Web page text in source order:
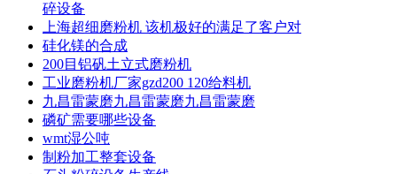
碎设备
上海超细磨粉机 该机极好的满足了客户对
硅化镁的合成
200目铝矾土立式磨粉机
工业磨粉机厂家gzd200 120给料机
九昌雷蒙磨九昌雷蒙磨九昌雷蒙磨
磷矿需要哪些设备
wmt湿公吨
制粉加工整套设备